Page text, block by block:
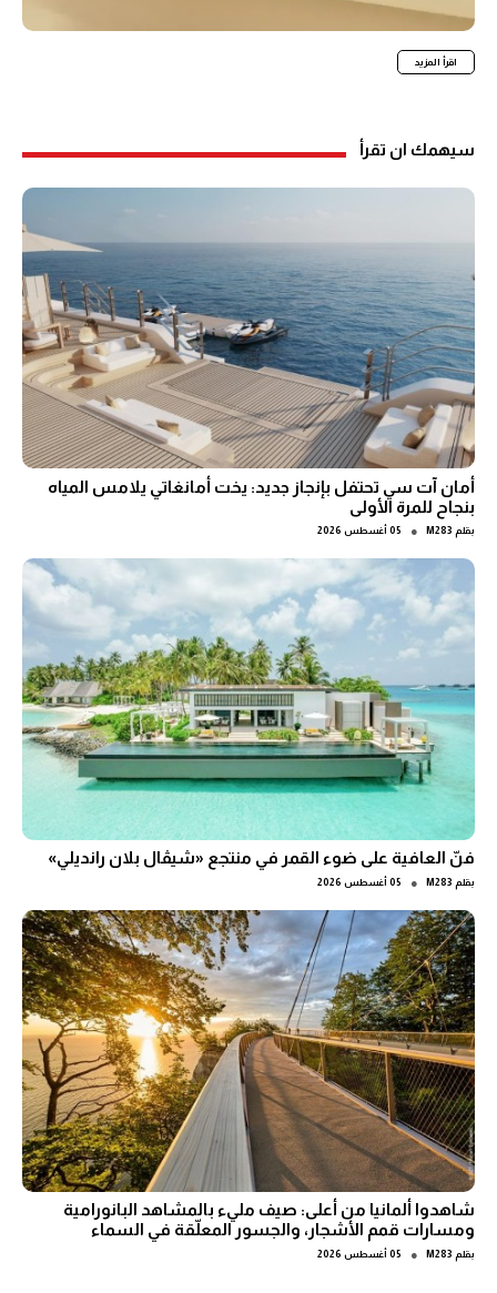
اقرأ المزيد
سيهمك ان تقرأ
أمان آت سي تحتفل بإنجاز جديد: يخت أمانغاتي يلامس المياه
بنجاح للمرة الأولى
بقلم M283
● 05 أغسطس 2026
فنّ العافية على ضوء القمر في منتجع «شيڤال بلان رانديلي»
بقلم M283
● 05 أغسطس 2026
شاهدوا ألمانيا من أعلى: صيف مليء بالمشاهد البانورامية
ومسارات قمم الأشجار، والجسور المعلّقة في السماء
بقلم M283
● 05 أغسطس 2026